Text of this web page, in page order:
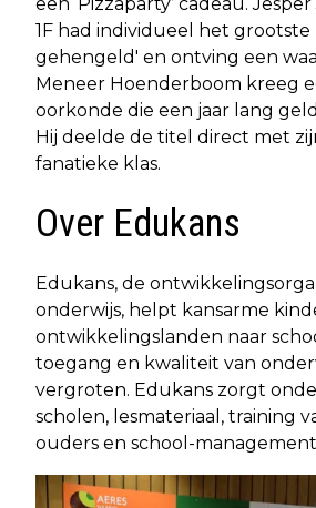
1F had individueel het
gehengeld' en ontving een
Meneer Hoenderboom kreeg
oorkonde die een jaar lang
Hij deelde de titel direct met
fanatieke klas.
Over Edukans
Edukans, de
onderwijs, helpt kansarme
ontwikkelingslanden naar
toegang en kwaliteit van
vergroten. Edukans zorgt
scholen, lesmateriaal, training
ouders en school-